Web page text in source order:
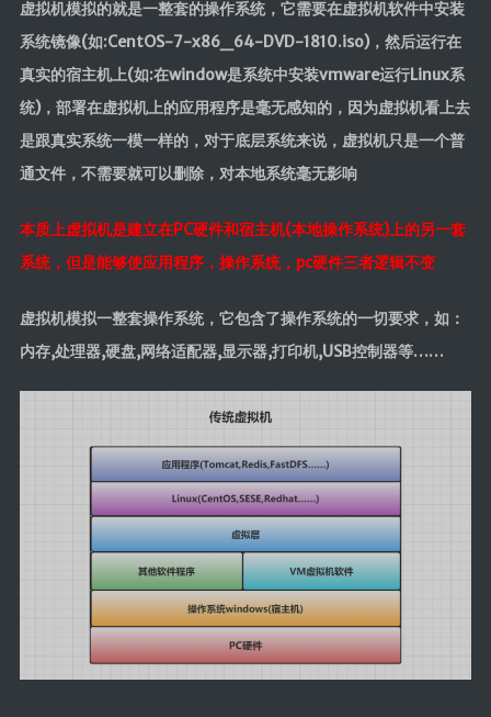
虚拟机模拟的就是一整套的操作系统，它需要在虚拟机软件中安装
系统镜像(如:CentOS-7-x86_64-DVD-1810.iso)，然后运行在
真实的宿主机上(如:在window是系统中安装vmware运行Linux系
统)，部署在虚拟机上的应用程序是毫无感知的，因为虚拟机看上去
是跟真实系统一模一样的，对于底层系统来说，虚拟机只是一个普
通文件，不需要就可以删除，对本地系统毫无影响
本质上虚拟机是建立在PC硬件和宿主机(本地操作系统)上的另一套
系统，但是能够使应用程序，操作系统，pc硬件三者逻辑不变
虚拟机模拟一整套操作系统，它包含了操作系统的一切要求，如：
内存,处理器,硬盘,网络适配器,显示器,打印机,USB控制器等……